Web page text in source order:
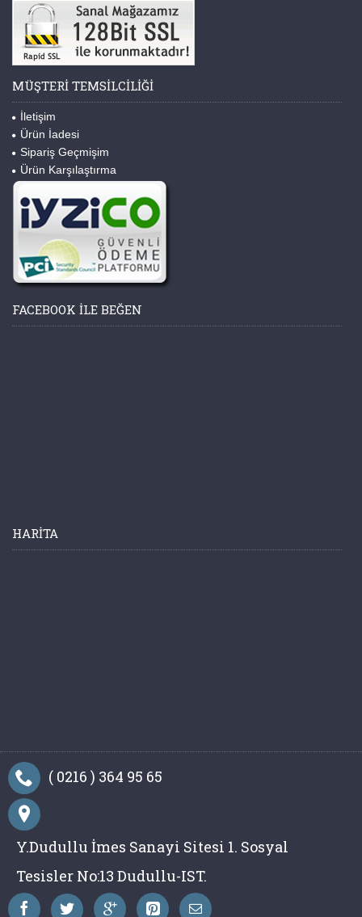
MÜŞTERI TEMSILCILIĞI
İletişim
Ürün İadesi
Sipariş Geçmişim
Ürün Karşılaştırma
FACEBOOK ILE BEĞEN
HARITA
( 0216 ) 364 95 65
Y.Dudullu İmes Sanayi Sitesi 1. Sosyal
Tesisler No:13 Dudullu-IST.